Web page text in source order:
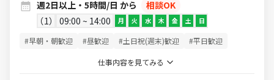
週2日以上・5時間/日 から
相談OK
1
09:00 ~ 14:00 月 火 水 木 金 土 日
#早朝・朝歓迎 #昼歓迎 #土日祝(週末)歓迎 #平日歓迎
仕事内容を見てみる